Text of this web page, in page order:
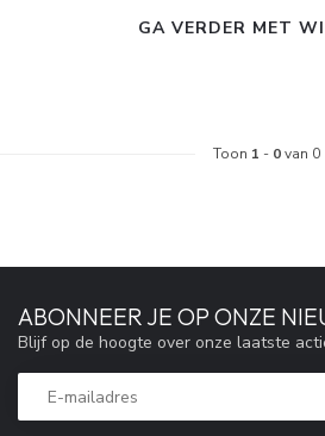
GA VERDER MET
Toon 1 - 0van 0
ABONNEER JE OP ONZE
Blijf op de hoogte over onze laatste